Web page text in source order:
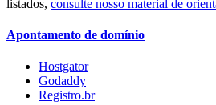
listados, consulte nosso material de
Apontamento de domínio
Hostgator
Godaddy
Registro.br